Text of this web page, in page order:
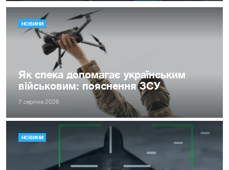
НОВИНИ
Як спека допомагає українським
військовим: пояснення ЗСУ
7 серпня 2026
НОВИНИ